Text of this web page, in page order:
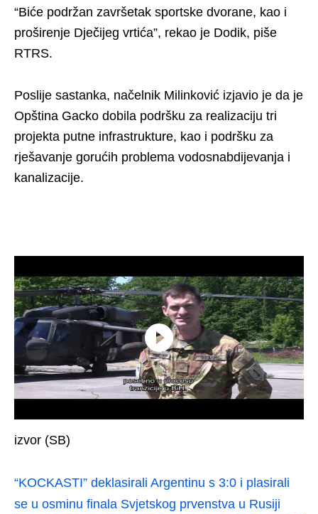
“Biće podržan završetak sportske dvorane, kao i
proširenje Dječijeg vrtića”, rekao je Dodik, piše
RTRS.
Poslije sastanka, načelnik Milinković izjavio je da je
Opština Gacko dobila podršku za realizaciju tri
projekta putne infrastrukture, kao i podršku za
rješavanje gorućih problema vodosnabdijevanja i
kanalizacije.
izvor (SB)
“KOCKASTI” deklasirali Argentinu s 3:0 i plasirali
se u osminu finala Svjetskog prvenstva u Rusiji